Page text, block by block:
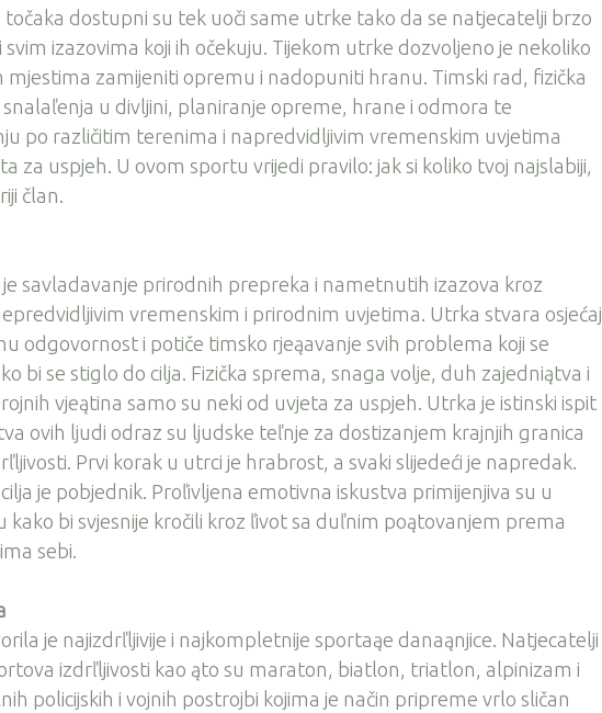
dostupni su tek uoči same utrke tako da se natjecatelji brzo
izazovima koji ih očekuju. Tijekom utrke dozvoljeno je nekoliko
zamijeniti opremu i nadopuniti hranu. Timski rad, fizička
u divljini, planiranje opreme, hrane i odmora te
po različitim terenima i napredvidljivim vremenskim uvjetima
za uspjeh. U ovom sportu vrijedi pravilo: jak si koliko tvoj najslabiji,
član.
savladavanje prirodnih prepreka i nametnutih izazova kroz
vremenskim i prirodnim uvjetima. Utrka stvara osjećaj
odgovornost i potiče timsko rjeąavanje svih problema koji se
bi se stiglo do cilja. Fizička sprema, snaga volje, duh zajedniątva i
vjeątina samo su neki od uvjeta za uspjeh. Utrka je istinski ispit
ovih ljudi odraz su ljudske teľnje za dostizanjem krajnjih granica
Prvi korak u utrci je hrabrost, a svaki slijedeći je napredak.
je pobjednik. Proľivljena emotivna iskustva primijenjiva su u
kako bi svjesnije kročili kroz ľivot sa duľnim poątovanjem prema
sebi.
je najizdrľljivije i najkompletnije sportaąe danaąnjice. Natjecatelji
izdrľljivosti kao ąto su maraton, biatlon, triatlon, alpinizam i
policijskih i vojnih postrojbi kojima je način pripreme vrlo sličan